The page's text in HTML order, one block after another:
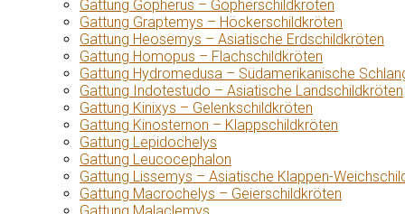
Gattung Gopherus – Gopherschildkröten
Gattung Graptemys – Höckerschildkröten
Gattung Heosemys – Asiatische Erdschildkröten
Gattung Homopus – Flachschildkröten
Gattung Hydromedusa – Südamerikanische
Gattung Indotestudo – Asiatische Landschildkröten
Gattung Kinixys – Gelenkschildkröten
Gattung Kinosternon – Klappschildkröten
Gattung Lepidochelys
Gattung Leucocephalon
Gattung Lissemys – Asiatische Klappen-
Gattung Macrochelys – Geierschildkröten